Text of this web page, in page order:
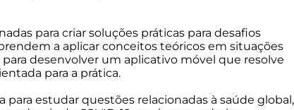
para criar soluções práticas para desafios
a aplicar conceitos teóricos em situações
desenvolver um aplicativo móvel que resolve
para a prática.
estudar questões relacionadas à saúde global,